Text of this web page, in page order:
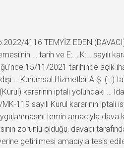
4116 TEMYİZ EDEN
… tarih ve E:.., K:… sayılı
15/11/2021 tarihinde açık
… Kurumsal Hizmetler A.Ş. (…)
kararının iptali yolundaki …
119 sayılı Kurul kararının iptali
temin amacıyla
zorunlu olduğu, davacı
getirilmesi amacıyla tesis